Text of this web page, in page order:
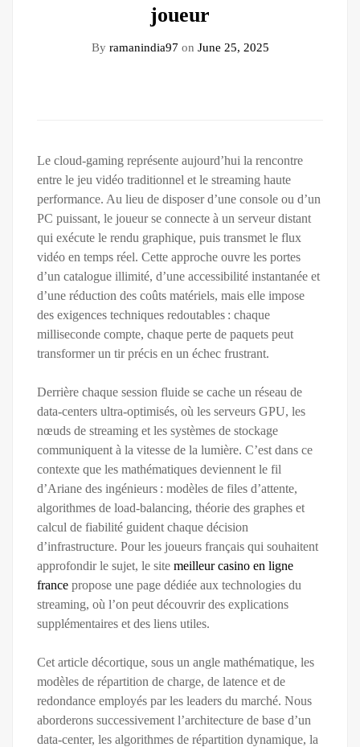
joueur
Byramanindia97 on June 25, 2025
Le cloud‑gaming représente aujourd’hui la rencontre
entre le jeu vidéo traditionnel et le streaming haute
performance. Au lieu de disposer d’une console ou d’un
PC puissant, le joueur se connecte à un serveur distant
qui exécute le rendu graphique, puis transmet le flux
vidéo en temps réel. Cette approche ouvre les portes
d’un catalogue illimité, d’une accessibilité instantanée et
d’une réduction des coûts matériels, mais elle impose
des exigences techniques redoutables : chaque
milliseconde compte, chaque perte de paquets peut
transformer un tir précis en un échec frustrant.
Derrière chaque session fluide se cache un réseau de
data‑centers ultra‑optimisés, où les serveurs GPU, les
nœuds de streaming et les systèmes de stockage
communiquent à la vitesse de la lumière. C’est dans ce
contexte que les mathématiques deviennent le fil
d’Ariane des ingénieurs : modèles de files d’attente,
algorithmes de load‑balancing, théorie des graphes et
calcul de fiabilité guident chaque décision
d’infrastructure. Pour les joueurs français qui souhaitent
approfondir le sujet, le site meilleur casino en ligne
france propose une page dédiée aux technologies du
streaming, où l’on peut découvrir des explications
supplémentaires et des liens utiles.
Cet article décortique, sous un angle mathématique, les
modèles de répartition de charge, de latence et de
redondance employés par les leaders du marché. Nous
aborderons successivement l’architecture de base d’un
data‑center, les algorithmes de répartition dynamique, la